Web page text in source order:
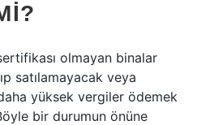
olmayan binalar
satılamayacak veya
yüksek vergiler ödemek
bir durumun önüne